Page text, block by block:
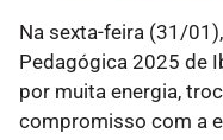
Na sexta-feira (31/
Pedagógica 2025 de
por muita energia,
compromisso com a